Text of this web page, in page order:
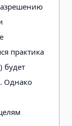
практика
будет
Однако